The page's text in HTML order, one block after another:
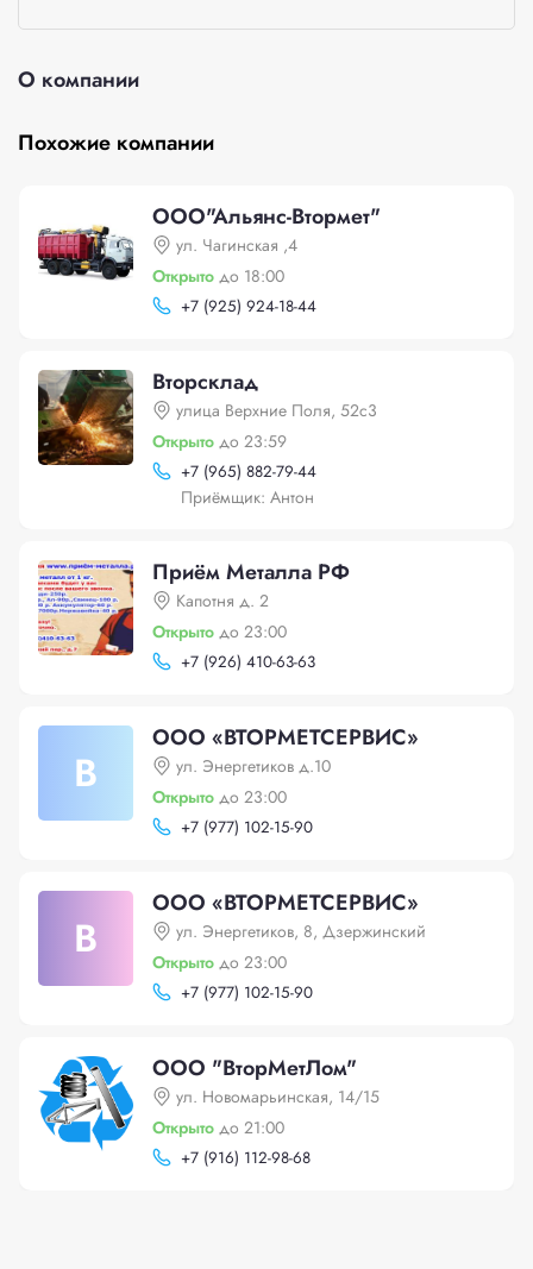
О компании
Похожие компании
ООО"Альянс-Втормет"
ул. Чагинская ,4
Открыто до 18:00
+7 (925) 924-18-44
Вторсклад
улица Верхние Поля, 52с3
Открыто до 23:59
+7 (965) 882-79-44
Приёмщик: Антон
Приём Металла РФ
Капотня д. 2
Открыто до 23:00
+7 (926) 410-63-63
В
ООО «ВТОРМЕТСЕРВИС»
ул. Энергетиков д.10
Открыто до 23:00
+7 (977) 102-15-90
В
ООО «ВТОРМЕТСЕРВИС»
ул. Энергетиков, 8, Дзержинский
Открыто до 23:00
+7 (977) 102-15-90
ООО "ВторМетЛом"
ул. Новомарьинская, 14/15
Открыто до 21:00
+7 (916) 112-98-68